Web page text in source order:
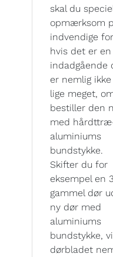
skal du
opmærksom
indvendige
hvis det er en
indadgående
er nemlig
lige meget,
bestiller den
med
aluminiums
bundstykke.
Skifter du for
eksempel en
gammel dør
ny dør med
aluminiums
bundstykke,
dørbladet